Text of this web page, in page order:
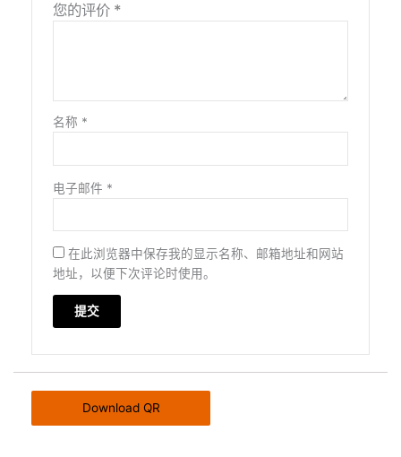
您的评价 *
名称 *
电子邮件 *
在此浏览器中保存我的显示名称、邮箱地址和网站
地址，以便下次评论时使用。
Download QR